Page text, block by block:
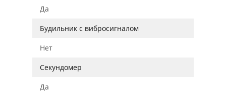
Да
Будильник с вибросигналом
Нет
Секундомер
Да